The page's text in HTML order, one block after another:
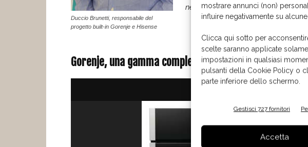
mostrare annunci (non)
influire negativamente su
Clicca qui sotto per
scelte saranno applicate
impostazioni in qualsiasi
pulsanti della Cookie Policy o
parte inferiore dello schermo.
Gestisci 727 fornitori
Accetta
Duccio Brunetti, responsabile del
progetto built-in Gorenje e Hisense
nel catalogo”.
Gorenje, una gamma completa